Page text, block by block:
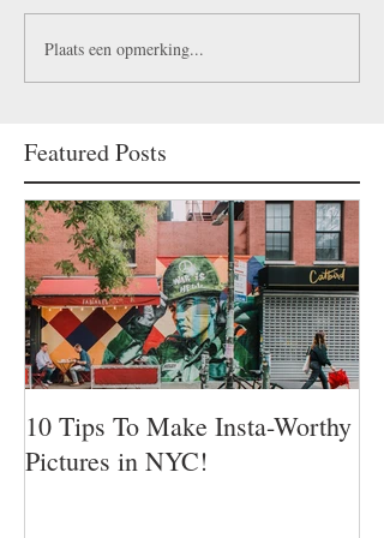
Plaats een opmerking...
Featured Posts
10 Tips To Make Insta-Worthy
Pictures in NYC!